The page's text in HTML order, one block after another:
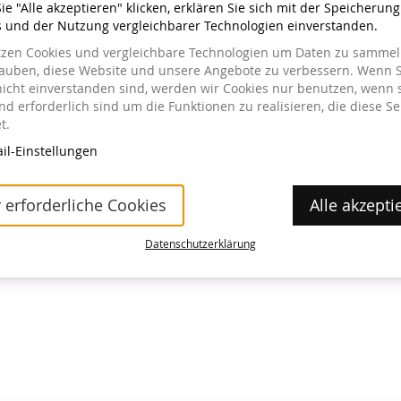
im Museum erhältlich.
"Alle akzeptieren" klicken, erklären Sie sich mit der
und der Nutzung vergleichbarer Technologien einverstanden.
Cookies und vergleichbare Technologien um Daten zu
diese Website und unsere Angebote zu verbessern. Wenn
einverstanden sind, werden wir Cookies nur benutzen, wenn
erforderlich sind um die Funktionen zu realisieren, die diese
Einstellungen
erforderliche Cookies Alle
Datenschutzerklärung